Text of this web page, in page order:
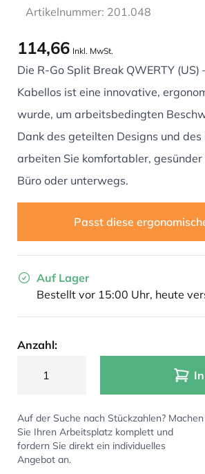
Artikelnummer: 201.048
114,66 Inkl. MwSt.
Die R-Go Split Break QWERTY
Kabellos ist eine innovative,
wurde, um arbeitsbedingten
Dank des geteilten Designs und
arbeiten Sie komfortabler,
Büro oder unterwegs.
Passt diese
Auf Lager
Bestellt vor 15:00 Uhr, heute
Anzahl:
Auf der Suche nach Stückzahlen? Machen
Sie Ihren Arbeitsplatz komplett und
fordern Sie direkt ein individuelles
Angebot an.